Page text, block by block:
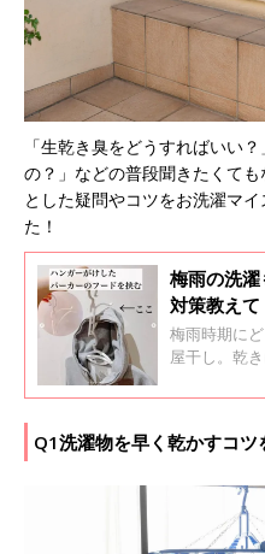
「生乾き臭をどうすればいい
の？」などの普段聞きたくて
とした疑問やコツをお洗濯マ
た！
梅雨の洗
対策教えて
梅雨時期に
屋干し。乾
部屋干しが
てみました！
Q1洗濯物を早く乾かすコ